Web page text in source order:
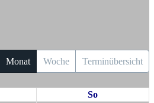
Monat Woche Terminübersicht
So